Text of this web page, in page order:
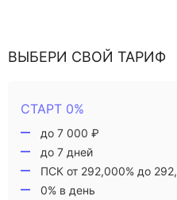
ВЫБЕРИ СВОЙ ТАРИФ
СТАРТ 0%
до 7 000 ₽
до 7 дней
ПСК от 292,000% до
0% в день